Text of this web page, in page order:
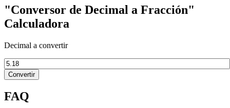
"Conversor de Decimal a Fracción"
Calculadora
Decimal a convertir
Convertir
FAQ